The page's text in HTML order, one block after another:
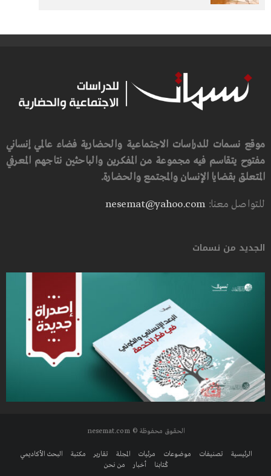
موقع نسمات للدراسات الاجتماعية والحضارية فضاء عالمي إنساني
مفتوح يتقاسم فيه مجموعة من المفكرين والباحثين نتاجهم المعرفي
المتعلق بقضايا الإنسان والمجتمع والحضارة.
للتواصل معنا:nesemat@yahoo.com
الجديد من نسمات
الحقوق محفوظة © nesemat.com
الرئيسية تصنيفات موضوعات مرئيات المجلة تقارير مكتبة
البحث الأكاديمي
كُتابنا
أخبار من نحن